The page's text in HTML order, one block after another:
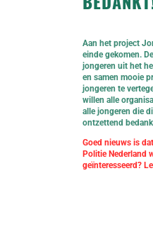
Aan het project
einde gekomen.
jongeren uit het
en samen mooie
jongeren te
willen alle
alle jongeren die
ontzettend
Goed nieuws is
Politie Nederland
geïnteresseerd?